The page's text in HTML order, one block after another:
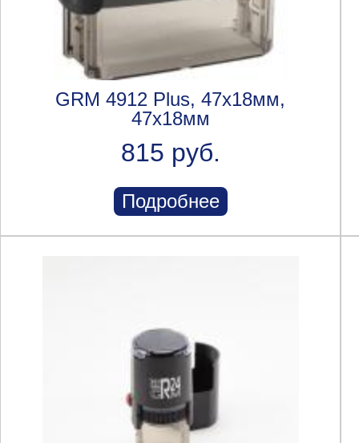
GRM 4912 Plus, 47х18мм,
47x18мм
815 руб.
Подробнее